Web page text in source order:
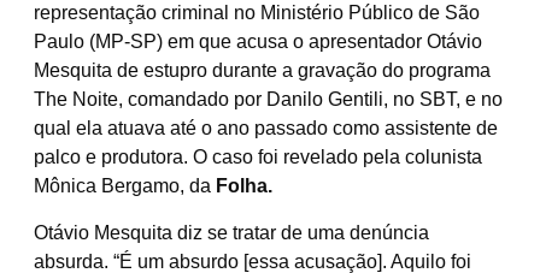
representação criminal no Ministério Público de São
Paulo (MP-SP) em que acusa o apresentador Otávio
Mesquita de estupro durante a gravação do programa
The Noite, comandado por Danilo Gentili, no SBT, e no
qual ela atuava até o ano passado como assistente de
palco e produtora. O caso foi revelado pela colunista
Mônica Bergamo, da Folha.
Otávio Mesquita diz se tratar de uma denúncia
absurda. “É um absurdo [essa acusação]. Aquilo foi